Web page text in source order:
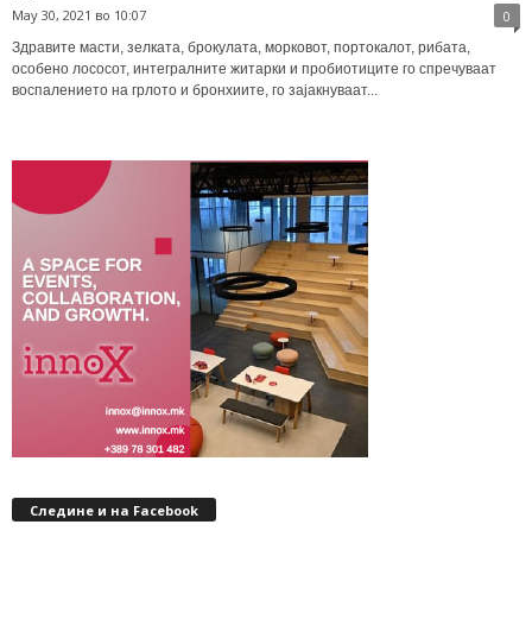
May 30, 2021 во 10:07 0
Здравите масти, зелката, брокулата, морковот, портокалот, рибата,
особено лососот, интегралните житарки и пробиотиците го спречуваат
воспалението на грлото и бронхиите, го зајакнуваат...
Следине и на Facebook